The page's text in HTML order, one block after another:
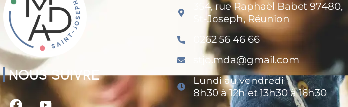
NOUS SUIVRE
354, rue Raphaël Babet 97480,
St-Joseph, Réunion
0262 56 46 66
stjo.mda@gmail.com
Lundi au vendredi
8h30 à 12h et 13h30 à 16h30